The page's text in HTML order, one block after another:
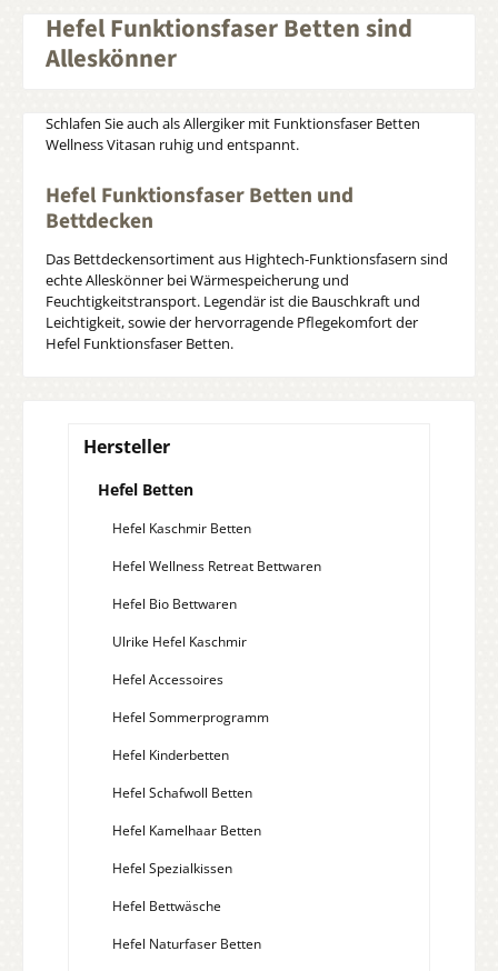
Hefel Funktionsfaser Betten sind
Alleskönner
Schlafen Sie auch als Allergiker mit Funktionsfaser Betten
Wellness Vitasan ruhig und entspannt.
Hefel Funktionsfaser Betten und
Bettdecken
Das Bettdeckensortiment aus Hightech-Funktionsfasern sind
echte Alleskönner bei Wärmespeicherung und
Feuchtigkeitstransport. Legendär ist die Bauschkraft und
Leichtigkeit, sowie der hervorragende Pflegekomfort der
Hefel Funktionsfaser Betten.
Hersteller
Hefel Betten
Hefel Kaschmir Betten
Hefel Wellness Retreat Bettwaren
Hefel Bio Bettwaren
Ulrike Hefel Kaschmir
Hefel Accessoires
Hefel Sommerprogramm
Hefel Kinderbetten
Hefel Schafwoll Betten
Hefel Kamelhaar Betten
Hefel Spezialkissen
Hefel Bettwäsche
Hefel Naturfaser Betten